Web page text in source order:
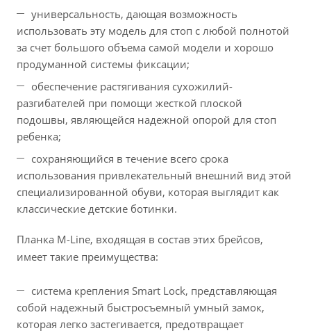
универсальность, дающая возможность
использовать эту модель для стоп с любой полнотой
за счет большого объема самой модели и хорошо
продуманной системы фиксации;
обеспечение растягивания сухожилий-
разгибателей при помощи жесткой плоской
подошвы, являющейся надежной опорой для стоп
ребенка;
сохраняющийся в течение всего срока
использования привлекательный внешний вид этой
специализированной обуви, которая выглядит как
классические детские ботинки.
Планка M-Line, входящая в состав этих брейсов,
имеет такие преимущества:
система крепления Smart Lock, представляющая
собой надежный быстросъемный умный замок,
которая легко застегивается, предотвращает